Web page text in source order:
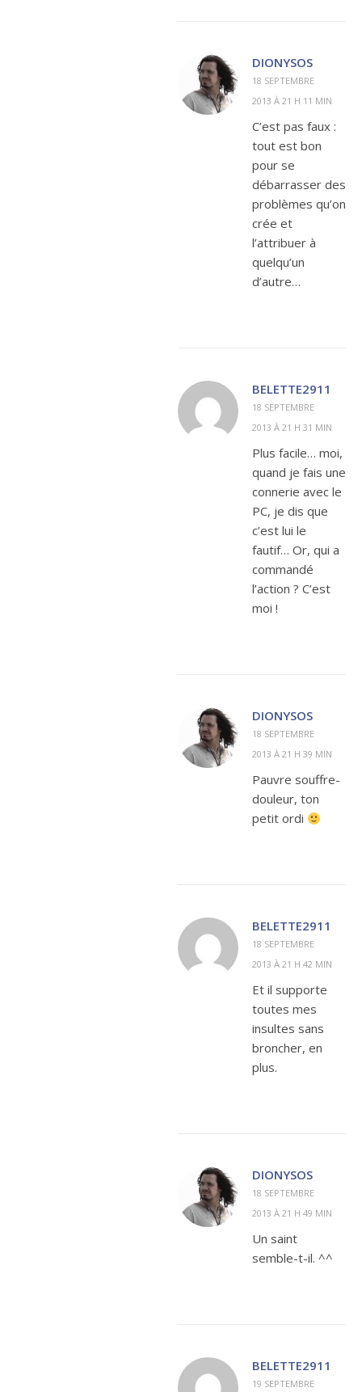
DIONYSOS
18 SEPTEMBRE
2013 À 21 H 11 MIN
C’est pas faux :
tout est bon
pour se
débarrasser des
problèmes qu’on
crée et
l’attribuer à
quelqu’un
d’autre…
BELETTE2911
18 SEPTEMBRE
2013 À 21 H 31 MIN
Plus facile… moi,
quand je fais une
connerie avec le
PC, je dis que
c’est lui le
fautif… Or, qui a
commandé
l’action ? C’est
moi !
DIONYSOS
18 SEPTEMBRE
2013 À 21 H 39 MIN
Pauvre souffre-
douleur, ton
petit ordi
BELETTE2911
18 SEPTEMBRE
2013 À 21 H 42 MIN
Et il supporte
toutes mes
insultes sans
broncher, en
plus.
DIONYSOS
18 SEPTEMBRE
2013 À 21 H 49 MIN
Un saint
semble-t-il. ^^
BELETTE2911
19 SEPTEMBRE